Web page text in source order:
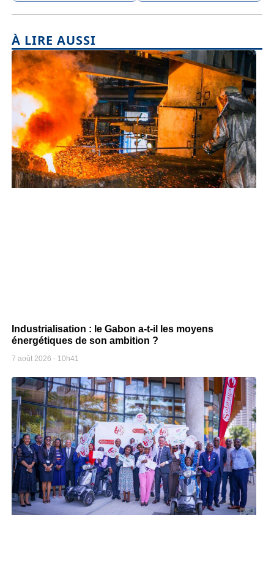
À LIRE AUSSI
Industrialisation : le Gabon a-t-il les moyens
énergétiques de son ambition ?
7 août 2026 10h41